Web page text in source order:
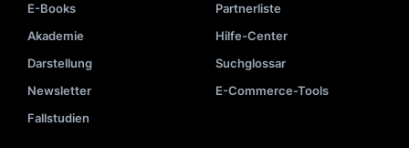
E-Books
Partnerliste
Akademie
Hilfe-Center
Darstellung
Suchglossar
Newsletter
E-Commerce-Tools
Fallstudien